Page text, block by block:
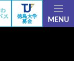
徳島大学
募金
MENU